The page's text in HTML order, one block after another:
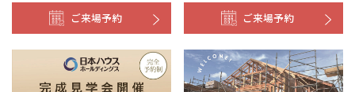
ご来場予約 ご来場予約